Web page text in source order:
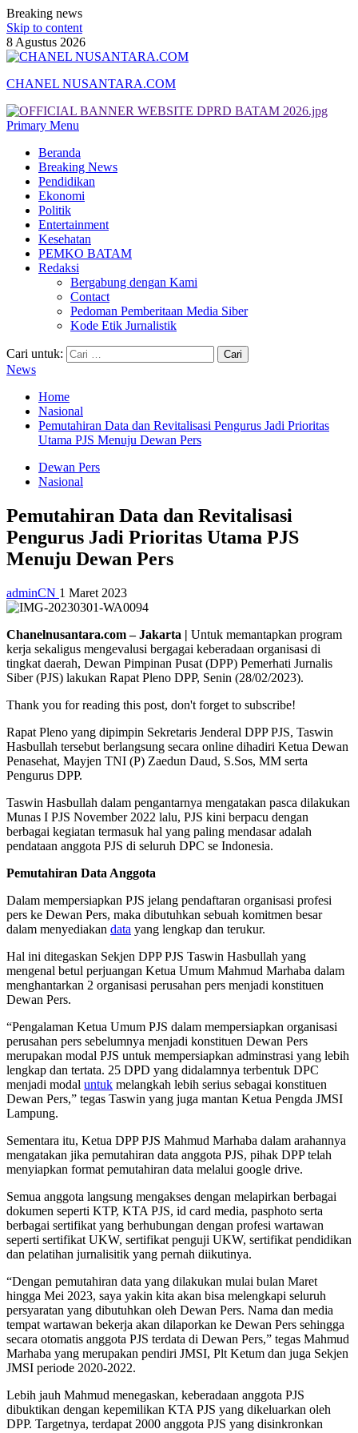
Breaking news
Skip to content
8 Agustus 2026
CHANEL NUSANTARA.COM
Primary Menu
Beranda
Breaking News
Pendidikan
Ekonomi
Politik
Entertainment
Kesehatan
PEMKO BATAM
Redaksi
Bergabung dengan Kami
Contact
Pedoman Pemberitaan Media Siber
Kode Etik Jurnalistik
Cari untuk:
News
Home
Nasional
Pemutahiran Data dan Revitalisasi Pengurus Jadi Prioritas
Utama PJS Menuju Dewan Pers
Dewan Pers
Nasional
Pemutahiran Data dan Revitalisasi
Pengurus Jadi Prioritas Utama PJS
Menuju Dewan Pers
adminCN 1 Maret 2023
Chanelnusantara.com – Jakarta | Untuk memantapkan program
kerja sekaligus mengevalusi bergagai keberadaan organisasi di
tingkat daerah, Dewan Pimpinan Pusat (DPP) Pemerhati Jurnalis
Siber (PJS) lakukan Rapat Pleno DPP, Senin (28/02/2023).
Thank you for reading this post, don't forget to subscribe!
Rapat Pleno yang dipimpin Sekretaris Jenderal DPP PJS, Taswin
Hasbullah tersebut berlangsung secara online dihadiri Ketua Dewan
Penasehat, Mayjen TNI (P) Zaedun Daud, S.Sos, MM serta
Pengurus DPP.
Taswin Hasbullah dalam pengantarnya mengatakan pasca dilakukan
Munas I PJS November 2022 lalu, PJS kini berpacu dengan
berbagai kegiatan termasuk hal yang paling mendasar adalah
pendataan anggota PJS di seluruh DPC se Indonesia.
Pemutahiran Data Anggota
Dalam mempersiapkan PJS jelang pendaftaran organisasi profesi
pers ke Dewan Pers, maka dibutuhkan sebuah komitmen besar
dalam menyediakan data yang lengkap dan terukur.
Hal ini ditegaskan Sekjen DPP PJS Taswin Hasbullah yang
mengenal betul perjuangan Ketua Umum Mahmud Marhaba dalam
menghantarkan 2 organisasi perusahan pers menjadi konstituen
Dewan Pers.
“Pengalaman Ketua Umum PJS dalam mempersiapkan organisasi
perusahan pers sebelumnya menjadi konstituen Dewan Pers
merupakan modal PJS untuk mempersiapkan adminstrasi yang lebih
lengkap dan tertata. 25 DPD yang didalamnya terbentuk DPC
menjadi modal untuk melangkah lebih serius sebagai konstituen
Dewan Pers,” tegas Taswin yang juga mantan Ketua Pengda JMSI
Lampung.
Sementara itu, Ketua DPP PJS Mahmud Marhaba dalam arahannya
mengatakan jika pemutahiran data anggota PJS, pihak DPP telah
menyiapkan format pemutahiran data melalui google drive.
Semua anggota langsung mengakses dengan melapirkan berbagai
dokumen seperti KTP, KTA PJS, id card media, pasphoto serta
berbagai sertifikat yang berhubungan dengan profesi wartawan
seperti sertifikat UKW, sertifikat penguji UKW, sertifikat pendidikan
dan pelatihan jurnalisitik yang pernah diikutinya.
“Dengan pemutahiran data yang dilakukan mulai bulan Maret
hingga Mei 2023, saya yakin kita akan bisa melengkapi seluruh
persyaratan yang dibutuhkan oleh Dewan Pers. Nama dan media
tempat wartawan bekerja akan dilaporkan ke Dewan Pers sehingga
secara otomatis anggota PJS terdata di Dewan Pers,” tegas Mahmud
Marhaba yang merupakan pendiri JMSI, Plt Ketum dan juga Sekjen
JMSI periode 2020-2022.
Lebih jauh Mahmud menegaskan, keberadaan anggota PJS
dibuktikan dengan kepemilikan KTA PJS yang dikeluarkan oleh
DPP. Targetnya, terdapat 2000 anggota PJS yang disinkronkan